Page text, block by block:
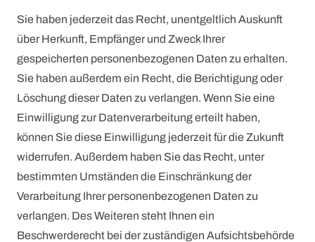
Sie haben jederzeit das Recht, unentgeltlich Auskunft
über Herkunft, Empfänger und Zweck Ihrer
gespeicherten personenbezogenen Daten zu erhalten.
Sie haben außerdem ein Recht, die Berichtigung oder
Löschung dieser Daten zu verlangen. Wenn Sie eine
Einwilligung zur Datenverarbeitung erteilt haben,
können Sie diese Einwilligung jederzeit für die Zukunft
widerrufen. Außerdem haben Sie das Recht, unter
bestimmten Umständen die Einschränkung der
Verarbeitung Ihrer personenbezogenen Daten zu
verlangen. Des Weiteren steht Ihnen ein
Beschwerderecht bei der zuständigen Aufsichtsbehörde